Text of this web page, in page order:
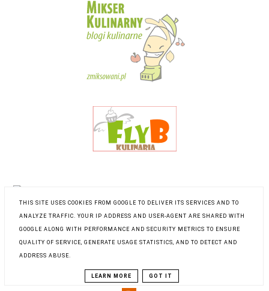
THIS SITE USES COOKIES FROM GOOGLE TO DELIVER ITS SERVICES AND TO
ANALYZE TRAFFIC. YOUR IP ADDRESS AND USER-AGENT ARE SHARED WITH
GOOGLE ALONG WITH PERFORMANCE AND SECURITY METRICS TO ENSURE
QUALITY OF SERVICE, GENERATE USAGE STATISTICS, AND TO DETECT AND
ADDRESS ABUSE.
LEARN MORE GOT IT